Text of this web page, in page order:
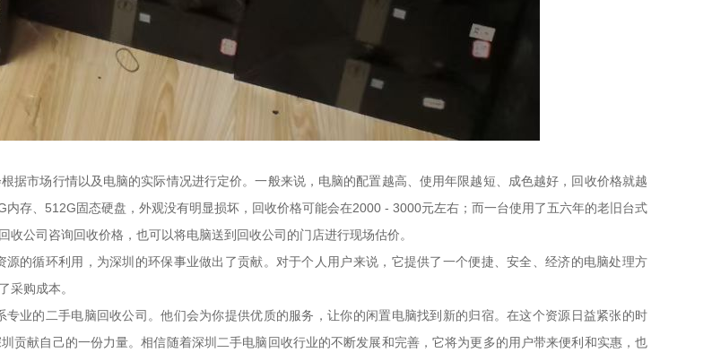
据市场行情以及电脑的实际情况进行定价。一般来说，电脑的配置越高、使用年限越短、成色越好，回收价格就越
存、512G固态硬盘，外观没有明显损坏，回收价格可能会在2000 - 3000元左右；而一台使用了五六年的老旧台式
公司咨询回收价格，也可以将电脑送到回收公司的门店进行现场估价。
的循环利用，为深圳的环保事业做出了贡献。对于个人用户来说，它提供了一个便捷、安全、经济的电脑处理方
采购成本。
业的二手电脑回收公司。他们会为你提供优质的服务，让你的闲置电脑找到新的归宿。在这个资源日益紧张的时
贡献自己的一份力量。相信随着深圳二手电脑回收行业的不断发展和完善，它将为更多的用户带来便利和实惠，也